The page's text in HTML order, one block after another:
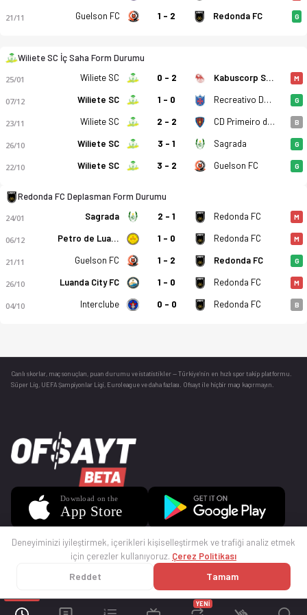
YENİ
21/11 Guelson FC 1 - 2 Redonda FC G
Wiliete SC İç Saha Form Durumu
25/01 Wiliete SC 0 - 2 Kabuscorp SCP M
07/12 Wiliete SC 1 - 0 Recreativo Do Libolo G
23/11 Wiliete SC 2 - 2 CD Primeiro de Agosto B
26/10 Wiliete SC 3 - 1 Sagrada G
22/10 Wiliete SC 3 - 2 Guelson FC G
Redonda FC Deplasman Form Durumu
24/01 Sagrada 2 - 1 Redonda FC M
06/12 Petro de Luanda 1 - 0 Redonda FC M
21/11 Guelson FC 1 - 2 Redonda FC G
26/10 Luanda City FC 1 - 0 Redonda FC M
04/10 Interclube 0 - 0 Redonda FC B
Canlı skorlar , maç sonuçları, puan durumu ve istatistikler — Türkiye’nin en hızlı spor takip platformu.
Süper Lig, UEFA Şampiyonlar Ligi, Euroleague ve daha fazlası. Ofsayt ile hiçbir maçı kaçırmayın.
© 2025 Ofsayt
Deneyiminizi iyileştirmek, içerikleri kişiselleştirmek ve trafiği analiz etmek
için çerezler kullanıyoruz. Çerez Politikası
Reddet Tamam